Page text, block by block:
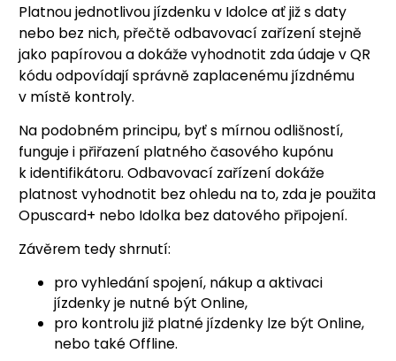
Platnou jednotlivou jízdenku v Idolce ať již s daty
nebo bez nich, přečtě odbavovací zařízení stejně
jako papírovou a dokáže vyhodnotit zda údaje v QR
kódu odpovídají správně zaplacenému jízdnému
v místě kontroly.
Na podobném principu, byť s mírnou odlišností,
funguje i přiřazení platného časového kupónu
k identifikátoru. Odbavovací zařízení dokáže
platnost vyhodnotit bez ohledu na to, zda je použita
Opuscard+ nebo Idolka bez datového připojení.
Závěrem tedy shrnutí:
pro vyhledání spojení, nákup a aktivaci
jízdenky je nutné být Online,
pro kontrolu již platné jízdenky lze být Online,
nebo také Offline.